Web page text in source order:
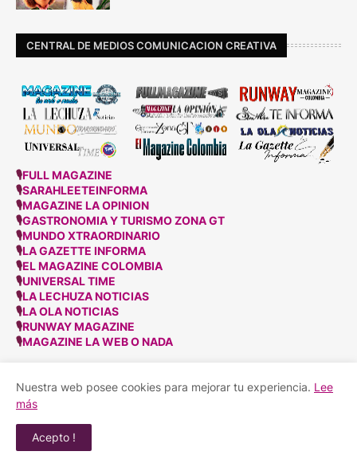
CENTRAL DE MEDIOS COMUNICACION CREATIVA
🎙FULL MAGAZINE
🎙SARAHLEETEINFORMA
🎙MAGAZINE LA OPINION
🎙GASTRONOMIA Y TURISMO ZONA GT
🎙MUNDO XTRAORDINARIO
🎙LA GAZETTE INFORMA
🎙EL MAGAZINE COLOMBIA
🎙UNIVERSAL TIME
🎙LA LECHUZA NOTICIAS
🎙LA OLA NOTICIAS
🎙RUNWAY MAGAZINE
🎙MAGAZINE LA WEB O NADA
Nuestra web posee cookies para mejorar tu experiencia. Lee
más
Acepto !